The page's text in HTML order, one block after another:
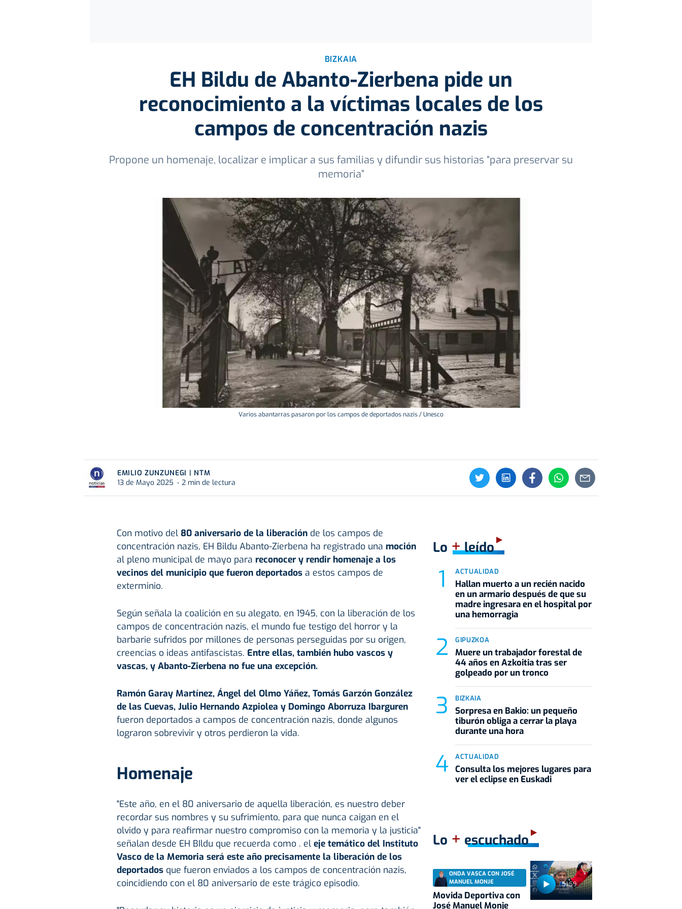
BIZKAIA
EH Bildu de Abanto-Zierbena pide un
reconocimiento a la víctimas locales de los
campos de concentración nazis
Propone un homenaje, localizar e implicar a sus familias y difundir sus historias “para preservar su
memoria”
Varios abantarras pasaron por los campos de deportados nazis / Unesco
EMILIO ZUNZUNEGI | NTM
13 de Mayo 2025
2 min de lectura
Con motivo del 80 aniversario de la liberación de los campos de
concentración nazis, EH Bildu Abanto-Zierbena ha registrado una moción
al pleno municipal de mayo para reconocer y rendir homenaje a los
vecinos del municipio que fueron deportados a estos campos de
exterminio.
Según señala la coalición en su alegato, en 1945, con la liberación de los
campos de concentración nazis, el mundo fue testigo del horror y la
barbarie sufridos por millones de personas perseguidas por su origen,
creencias o ideas antifascistas. Entre ellas, también hubo vascos y
vascas, y Abanto-Zierbena no fue una excepción.
Ramón Garay Martínez, Ángel del Olmo Yáñez, Tomás Garzón González
de las Cuevas, Julio Hernando Azpiolea y Domingo Aborruza Ibarguren
fueron deportados a campos de concentración nazis, donde algunos
lograron sobrevivir y otros perdieron la vida.
Homenaje
"Este año, en el 80 aniversario de aquella liberación, es nuestro deber
recordar sus nombres y su sufrimiento, para que nunca caigan en el
olvido y para reafirmar nuestro compromiso con la memoria y la justicia"
señalan desde EH BIldu que recuerda como . el eje temático del Instituto
Vasco de la Memoria será este año precisamente la liberación de los
deportadosque fueron enviados a los campos de concentración nazis,
coincidiendo con el 80 aniversario de este trágico episodio.
Lo +leído
ACTUALIDAD
Hallan muerto a un recién nacido
en un armario después de que su
madre ingresara en el hospital por
una hemorragia
GIPUZKOA
Muere un trabajador forestal de
44 años en Azkoitia tras ser
golpeado por un tronco
BIZKAIA
Sorpresa en Bakio: un pequeño
tiburón obliga a cerrar la playa
durante una hora
ACTUALIDAD
Consulta los mejores lugares para
ver el eclipse en Euskadi
Lo + escuchado
51:59
ONDA VASCA CON JOSÉ
MANUEL MONJE
Movida Deportiva con
José Manuel Monje